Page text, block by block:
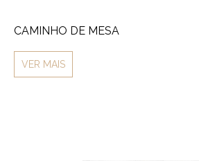
CAMINHO DE MESA
VER MAIS